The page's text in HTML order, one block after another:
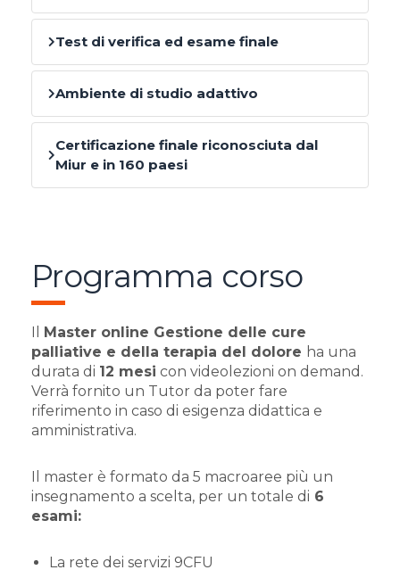
Test di verifica ed esame finale
Ambiente di studio adattivo
Certificazione finale riconosciuta dal
Miur e in 160 paesi
Programma corso
Master online Gestione delle cure
palliative e della terapia del dolore ha una
durata di 12 mesi con videolezioni on demand.
Verrà fornito un Tutor da poter fare
riferimento in caso di esigenza didattica e
amministrativa.
Il master è formato da 5 macroaree più un
insegnamento a scelta, per un totale di 6
esami:
La rete dei servizi 9CFU